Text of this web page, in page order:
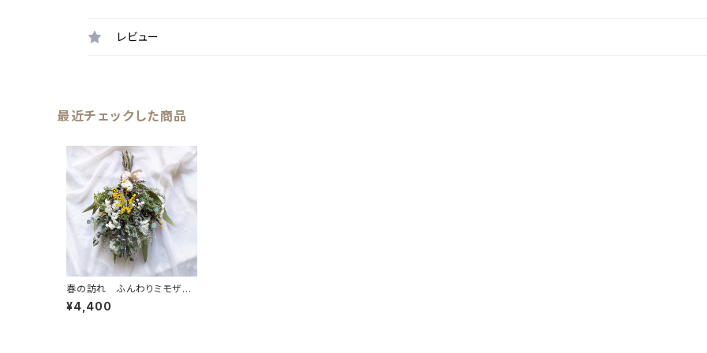
レビュー
最近チェックした商品
春の訪れ ふんわりミモザ
スワッグ インテリア ギフ
ト 新築祝い イベント装飾
¥4,400